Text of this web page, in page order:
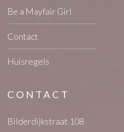
Be a Mayfair Girl
Contact
Huisregels
CONTACT
Bilderdijkstraat 108